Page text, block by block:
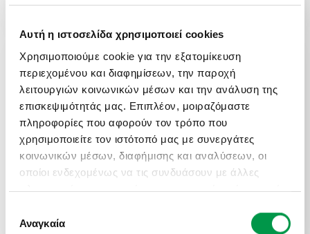
Αυτή η ιστοσελίδα χρησιμοποιεί cookies
Χρησιμοποιούμε cookie για την εξατομίκευση
περιεχομένου και διαφημίσεων, την παροχή
λειτουργιών κοινωνικών μέσων και την ανάλυση της
επισκεψιμότητάς μας. Επιπλέον, μοιραζόμαστε
πληροφορίες που αφορούν τον τρόπο που
χρησιμοποιείτε τον ιστότοπό μας με συνεργάτες
κοινωνικών μέσων, διαφήμισης και αναλύσεων, οι
οποίοι ενδεχομένως να τις συνδυάσουν με άλλες
πληροφορίες που τους έχετε παραχωρήσει ή τις οποίες
χρήση των υπηρεσιών τους.
συγκατάθεσης
Αναγκαία
Πληροφορίες
Αναχωρήσεις
8 μέρες αεροπορικώς σε Όσλο, Μπέργκεν,
Στάβανγκερ, Κρίστιανσαντ, Ντράμεν. Διαμονή σε
επιλεγμένα ξενοδοχεία 3* & 4* με πρωινό μπουφέ
καθημερινά.
ΑΠΟ 2.100
Τελική τιμή ανά άτομο